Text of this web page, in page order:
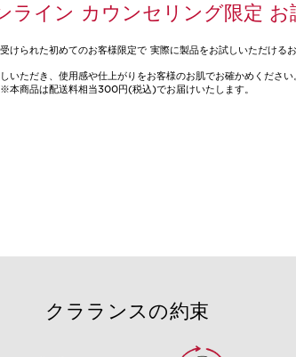
ライン カウンセリング限定 お
けられた初めてのお客様限定で 実際に製品をお試しいただける
いただき、使用感や仕上がりをお客様のお肌でお確かめください
※本商品は配送料相当300円(税込)でお届けいたします。
クラランスの約束